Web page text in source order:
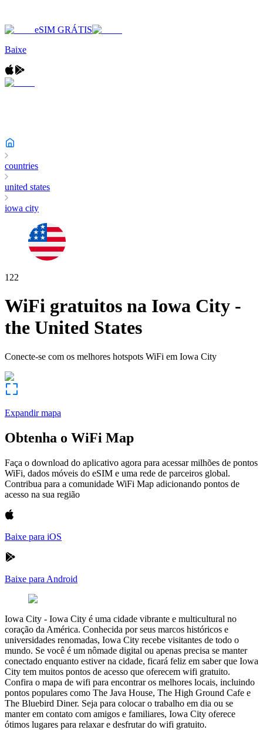
eSIM GRÁTIS
Baixe
countries
united states
iowa city
122
WiFi gratuitos na Iowa City -
the United States
Conecte-se com os melhores hotspots WiFi em Iowa City
Expandir mapa
Obtenha o WiFi Map
Faça o download do aplicativo agora para acessar milhões de pontos
WiFi, dados móveis do eSIM e uma rede de parceiros global.
Contribua para a comunidade WiFi Map adicionando pontos de
acesso na sua região
Baixe para iOS
Baixe para Android
Iowa City - Iowa City é uma cidade vibrante e multicultural no
coração da América. Conhecida por seus marcos históricos e
universidades renomadas, Iowa City recebe visitantes de todo o
mundo. Se você é um nômade digital ou apenas precisa se manter
conectado enquanto estiver na cidade, ficará feliz em saber que Iowa
City tem muitos pontos de acesso que oferecem wifi gratuito.
Confira o mapa de wifi para encontrar os melhores locais, incluindo
pontos populares como The Java House, The High Ground Cafe e
The Bluebird Diner. Seja para colocar o trabalho em dia ou se
manter em contato com amigos e familiares, Iowa City oferece
ótimos lugares para relaxar e desfrutar do wifi gratuito.